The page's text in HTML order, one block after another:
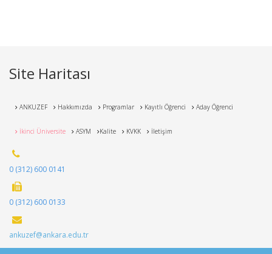
Site Haritası
ANKUZEF Hakkımızda Programlar Kayıtlı Öğrenci Aday Öğrenci
İkinci Üniversite ASYM Kalite KVKK İletişim
0 (312) 600 0141
0 (312) 600 0133
ankuzef@ankara.edu.tr